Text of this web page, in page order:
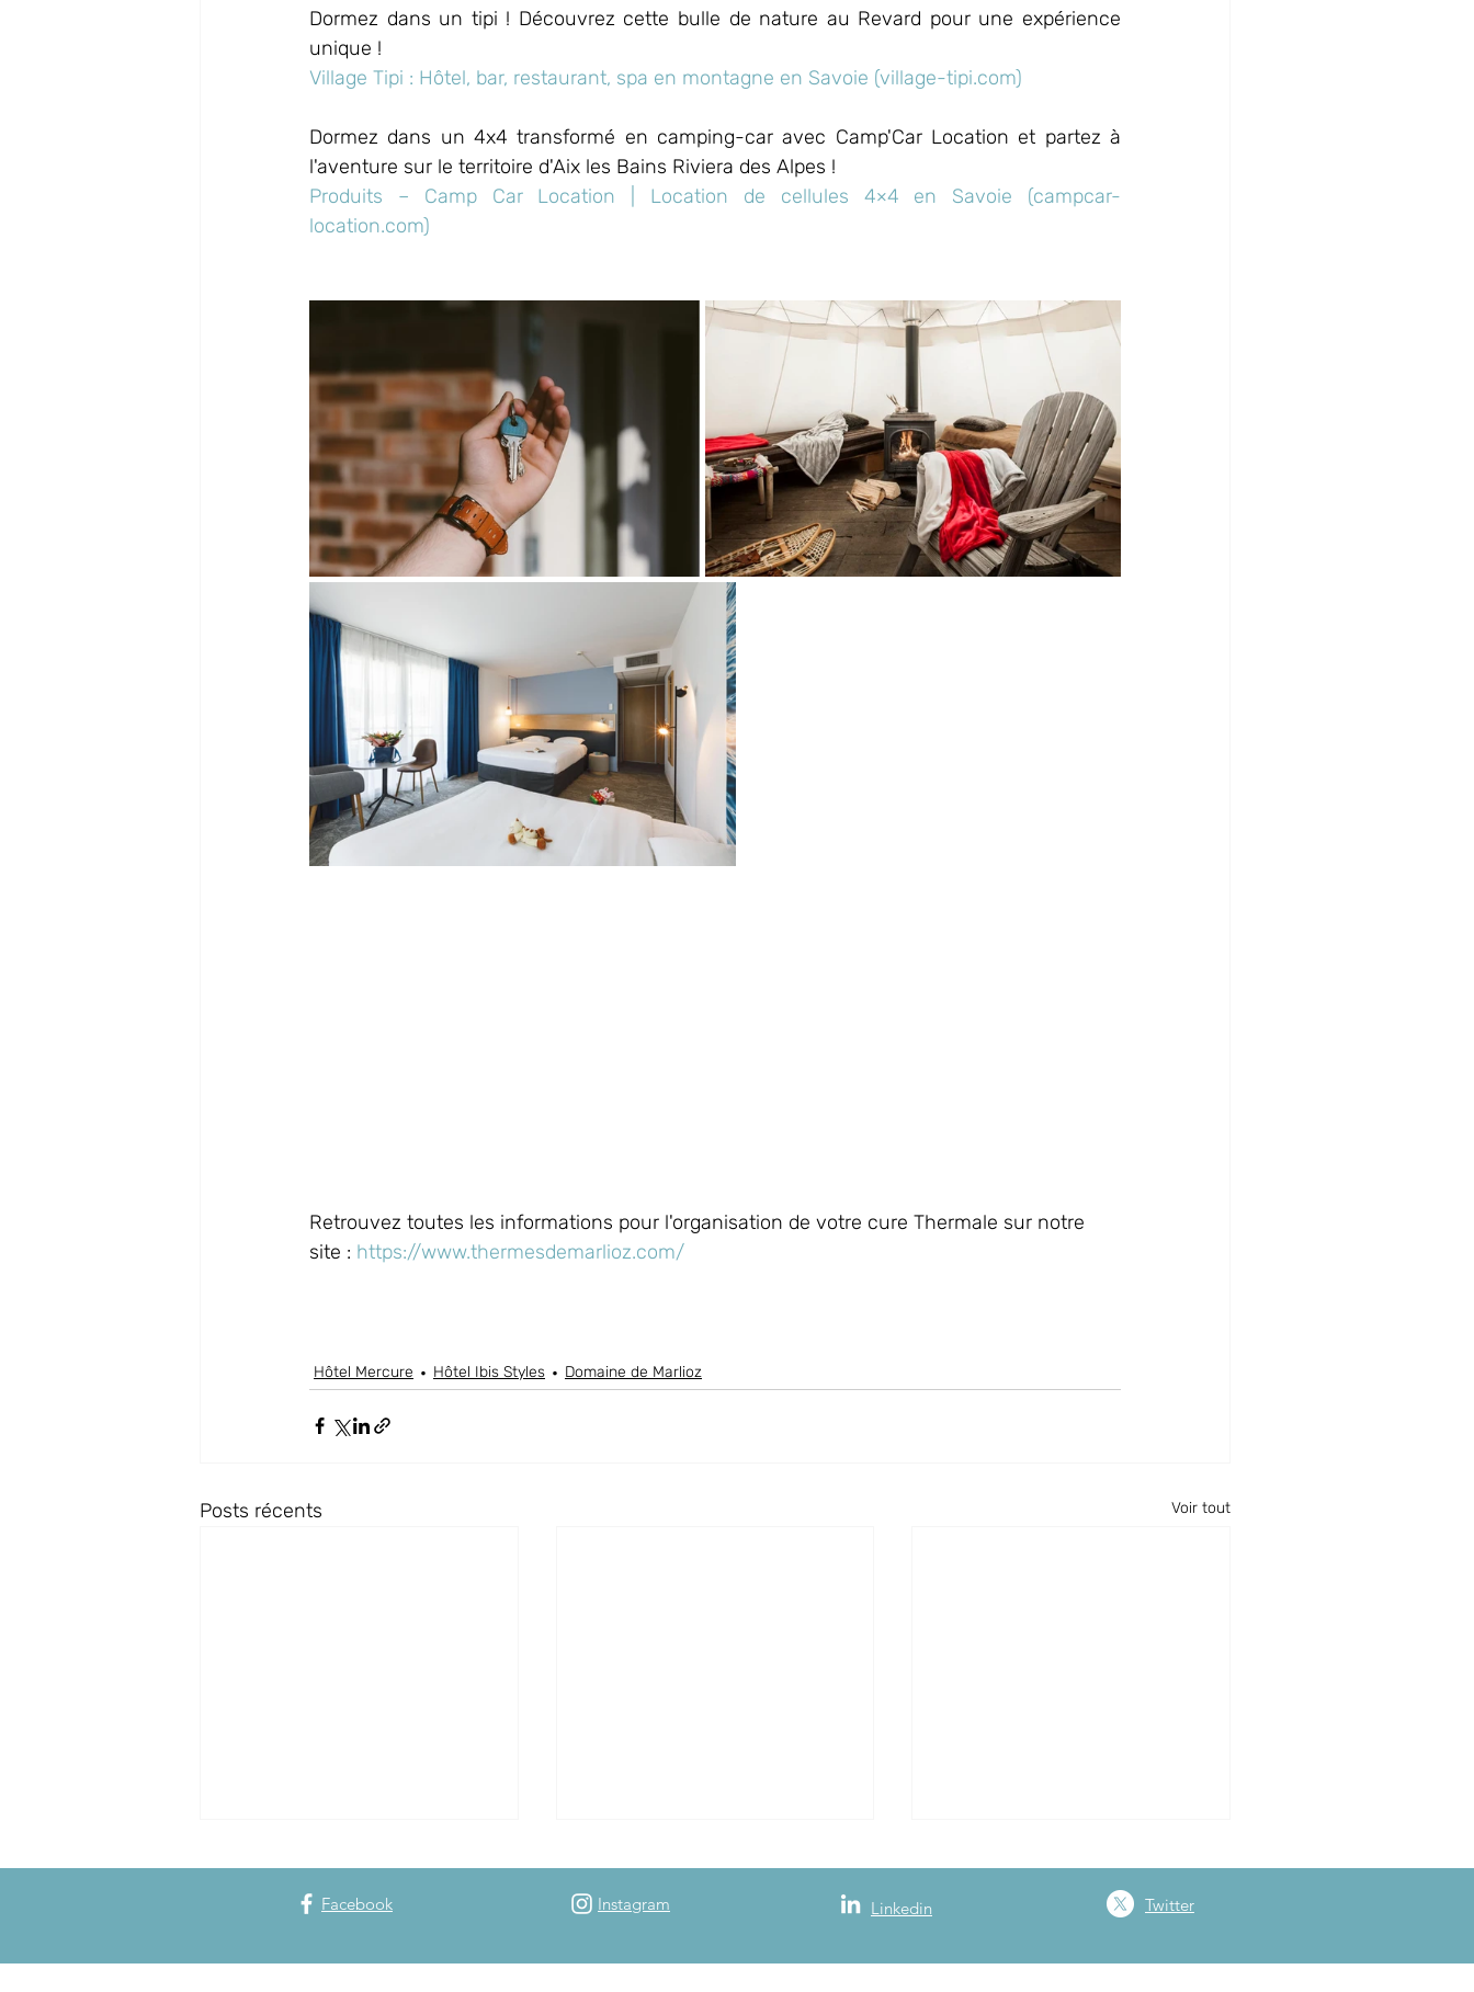
Dormez dans un tipi ! Découvrez cette bulle de nature au Revard pour une expérience
unique !
Village Tipi : Hôtel, bar, restaurant, spa en montagne en Savoie (village-tipi.com)
Dormez dans un 4x4 transformé en camping-car avec Camp'Car Location et partez à
l'aventure sur le territoire d'Aix les Bains Riviera des Alpes !
Produits – Camp Car Location | Location de cellules 4×4 en Savoie (campcar-
location.com)
Retrouvez toutes les informations pour l'organisation de votre cure Thermale sur notre
site : https://www.thermesdemarlioz.com/
Hôtel Mercure Hôtel Ibis Styles Domaine de Marlioz
Posts récents Voir tout
Facebook Instagram Linkedin Twitter